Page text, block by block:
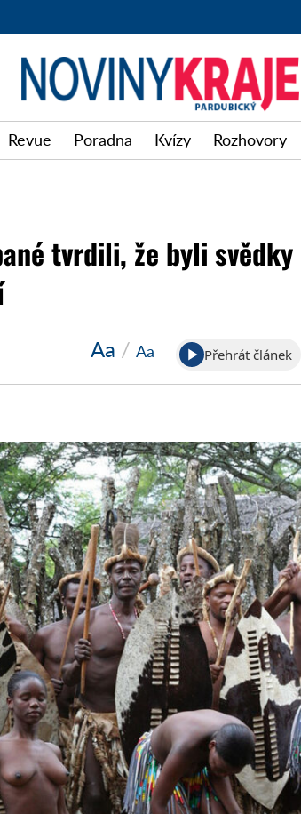
Revue Poradna Kvízy Rozhovory
tvrdili, že byli svědky
Aa / Aa Přehrát článek